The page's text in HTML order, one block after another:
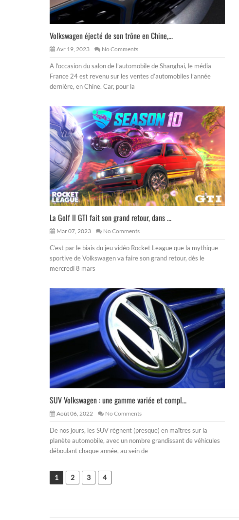
Volkswagen éjecté de son trône en Chine,...
Avr 19, 2023 No Comments
A l’occasion du salon de l’automobile de Shanghai, le média
France 24 est revenu sur les ventes d’automobiles l’année
dernière, en Chine. Car, pour la
La Golf II GTI fait son grand retour, dans ...
Mar 07, 2023 No Comments
C’est par le biais du jeu vidéo Rocket League que la mythique
sportive de Volkswagen va faire son grand retour, dès le
mercredi 8 mars
SUV Volkswagen : une gamme variée et compl...
Août 06, 2022 No Comments
De nos jours, les SUV règnent (presque) en maîtres sur la
planète automobile, avec un nombre grandissant de véhicules
déboulant chaque année, au sein de
1 2 3 4